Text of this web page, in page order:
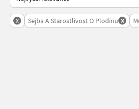
x Sejba A Starostlivost O Plodinu x